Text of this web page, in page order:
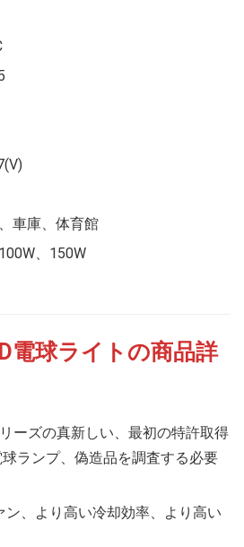
車庫、体育館
、150W
電球ライトの商品詳
ーズの真新しい、最初の特許取得
ランプ、偽造品を調査する必要
ン、より高い冷却効率、より高い